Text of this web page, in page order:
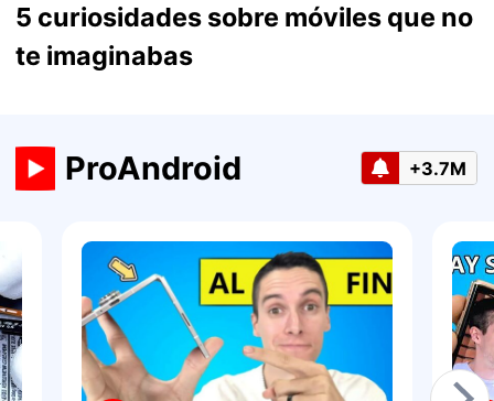
5 curiosidades sobre móviles que no
te imaginabas
ProAndroid +3.7M